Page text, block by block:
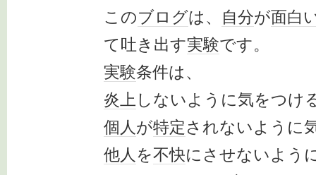
このブログは、 自分が面白
て吐き出す実験です。
実験条件は、
炎上 しないように気をつけ
個人が特定されないように
他人 を不快にさせないよう